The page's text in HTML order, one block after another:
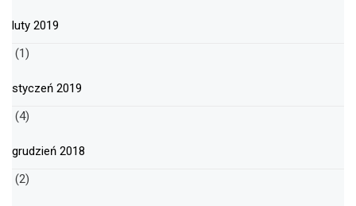
luty 2019
(1)
styczeń 2019
(4)
grudzień 2018
(2)